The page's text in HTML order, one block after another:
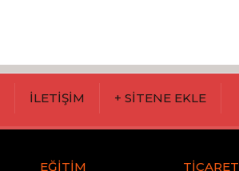
İLETİŞİM + SİTENE EKLE
EĞİTİM TİCARET